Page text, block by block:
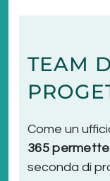
TEAM
Come un
365
seconda di